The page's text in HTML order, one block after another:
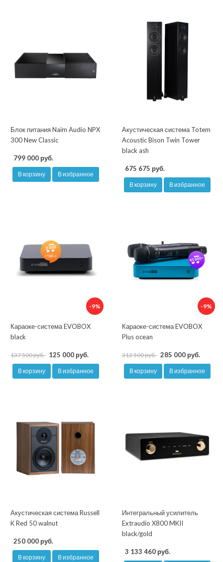
Блок питания Naim Audio NPX
300 New Classic
799 000 руб.
В корзину В избранное
Акустическая система Totem
Acoustic Bison Twin Tower
black ash
675 675 руб.
В корзину В избранное
-9%
Караоке-система EVOBOX
black
137 500 руб. 125 000 руб.
В корзину В избранное
-9%
Караоке-система EVOBOX
Plus ocean
313 500 руб. 285 000 руб.
В корзину В избранное
Акустическая система Russell
K Red 50 walnut
250 000 руб.
В корзину В избранное
Интегральный усилитель
Extraudio X800 MKII
black/gold
3 133 460 руб.